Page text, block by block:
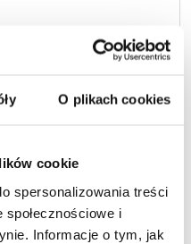
O plikach cookies
cookie
spersonalizowania treści
i
Informacje o tym, jak
do naszej